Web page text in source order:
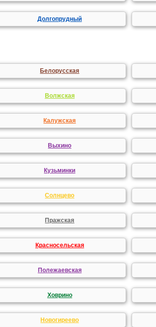
Долгопрудный
Белорусская
Волжская
Калужская
Выхино
Кузьминки
Солнцево
Пражская
Красносельская
Полежаевская
Ховрино
Новогиреево